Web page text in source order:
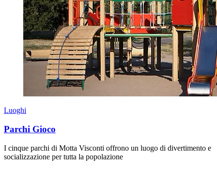
Luoghi
Parchi Gioco
I cinque parchi di Motta Visconti offrono un luogo di divertimento e
socializzazione per tutta la popolazione